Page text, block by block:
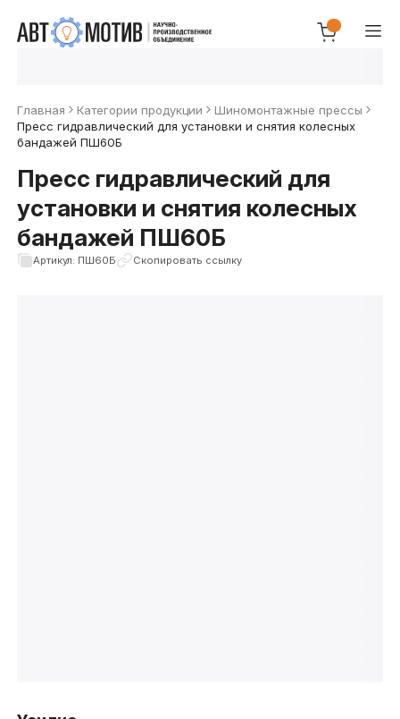
Главная Категории продукции
Шиномонтажные прессы
Пресс гидравлический для установки и снятия колесных
бандажей ПШ60Б
Пресс гидравлический для
установки и снятия колесных
бандажей ПШ60Б
Артикул: ПШ60Б Скопировать ссылку